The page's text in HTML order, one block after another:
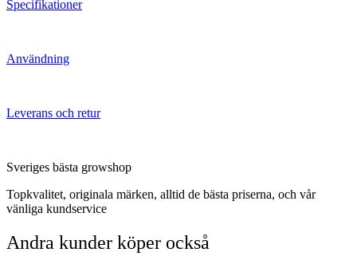
Specifikationer
Användning
Leverans och retur
Sveriges bästa growshop
Topkvalitet, originala märken, alltid de bästa priserna, och vår
vänliga kundservice
Andra kunder köper också